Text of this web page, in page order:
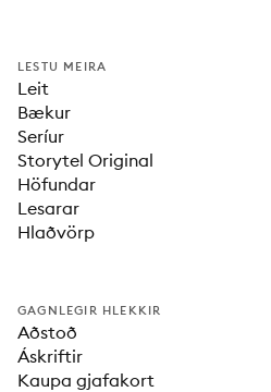
LESTU MEIRA
Leit
Bækur
Seríur
Storytel Original
Höfundar
Lesarar
Hlaðvörp
GAGNLEGIR HLEKKIR
Aðstoð
Áskriftir
Kaupa gjafakort